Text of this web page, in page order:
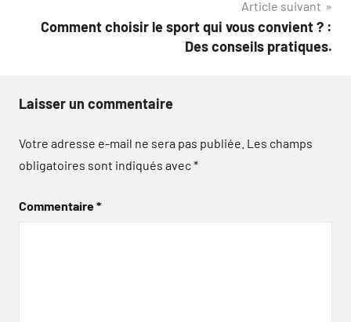
Article suivant
Comment choisir le sport qui vous convient ? :
Des conseils pratiques.
Laisser un commentaire
Votre adresse e-mail ne sera pas publiée. Les champs
obligatoires sont indiqués avec*
Commentaire*